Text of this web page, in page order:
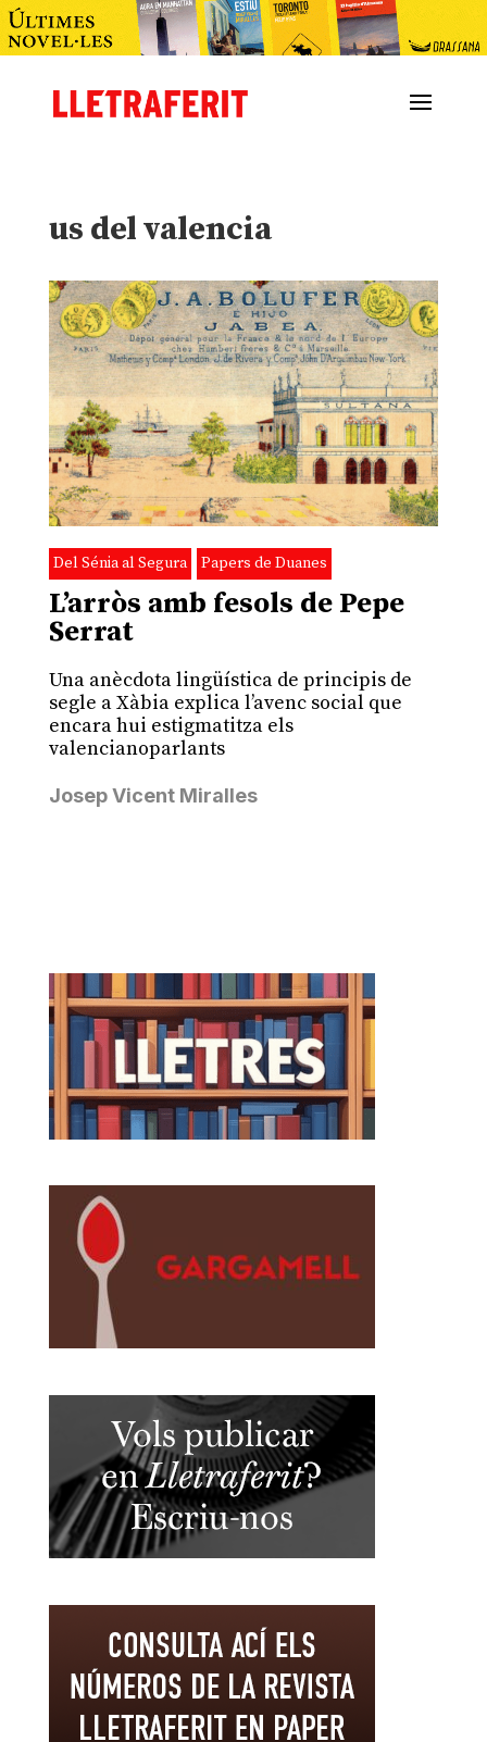
us del valencia
Del Sénia al Segura Papers de Duanes
L’arròs amb fesols de Pepe
Serrat
Una anècdota lingüística de principis de
segle a Xàbia explica l’avenc social que
encara hui estigmatitza els
valencianoparlants
Josep Vicent Miralles